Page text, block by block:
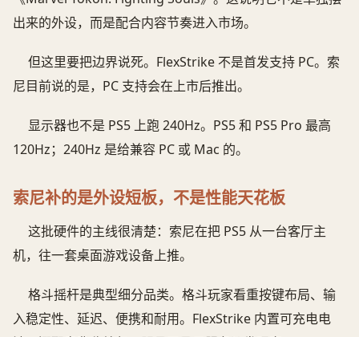
出来的外设，而是配合内容节奏进入市场。
但这里要把边界说死。FlexStrike 不是首发支持 PC。索
尼目前说的是，PC 支持会在上市后推出。
显示器也不是 PS5 上跑 240Hz。PS5 和 PS5 Pro 最高
120Hz；240Hz 是给兼容 PC 或 Mac 的。
索尼补的是外设短板，不是性能天花板
这批硬件的主线很清楚：索尼在把 PS5 从一台客厅主
机，往一套桌面游戏设备上推。
格斗摇杆是典型细分品类。格斗玩家看重按键布局、输
入稳定性、延迟、便携和耐用。FlexStrike 内置可充电电